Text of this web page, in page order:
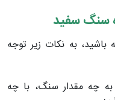
سنگ سفید
به نکات زیر توجه
چه مقدار سنگ، با چه